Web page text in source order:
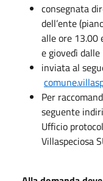
consegnata
dell’ente
alle ore 13.00
e giovedì
inviata al
Per
seguente
Ufficio
Villaspeciosa